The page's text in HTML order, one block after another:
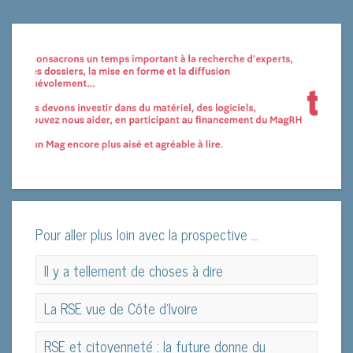
Pour aller plus loin avec la prospective ...
Il y a tellement de choses à dire
Il y a tellement de choses à dire
La RSE vue de Côte d’Ivoire
La RSE vue de Côte d’Ivoire
RSE et citoyenneté : la future donne du